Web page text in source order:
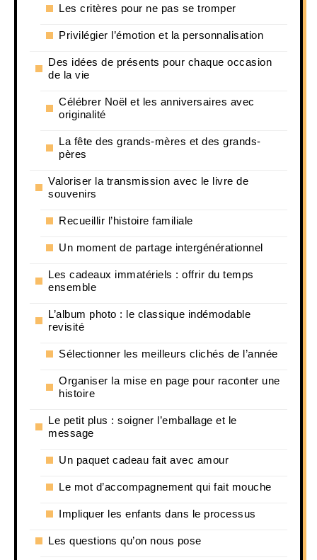
Les critères pour ne pas se tromper
Privilégier l’émotion et la personnalisation
Des idées de présents pour chaque occasion
de la vie
Célébrer Noël et les anniversaires avec
originalité
La fête des grands-mères et des grands-
pères
Valoriser la transmission avec le livre de
souvenirs
Recueillir l’histoire familiale
Un moment de partage intergénérationnel
Les cadeaux immatériels : offrir du temps
ensemble
L’album photo : le classique indémodable
revisité
Sélectionner les meilleurs clichés de l’année
Organiser la mise en page pour raconter une
histoire
Le petit plus : soigner l’emballage et le
message
Un paquet cadeau fait avec amour
Le mot d’accompagnement qui fait mouche
Impliquer les enfants dans le processus
Les questions qu’on nous pose